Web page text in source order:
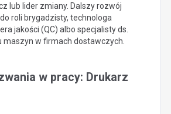
lub lider zmiany. Dalszy rozwój
roli brygadzisty, technologa
jakości (QC) albo specjalisty ds.
w firmach dostawczych.
w pracy: Drukarz